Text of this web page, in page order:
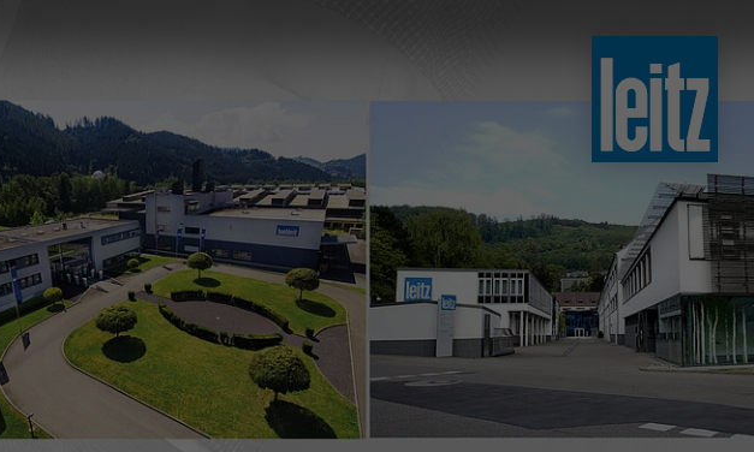
Türkiye türkçe
USA english
Việt Nam tiếng việt
中国
ประเทศไทย ไทย
Україна yкраїнська